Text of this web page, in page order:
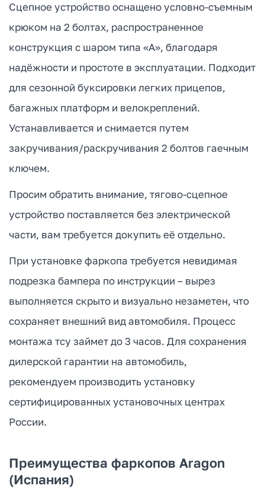
Сцепное устройство оснащено условно-съемным
крюком на 2 болтах, распространенное
конструкция с шаром типа «А», благодаря
надёжности и простоте в эксплуатации. Подходит
для сезонной буксировки легких прицепов,
багажных платформ и велокреплений.
Устанавливается и снимается путем
закручивания/раскручивания 2 болтов гаечным
ключем.
Просим обратить внимание, тягово-сцепное
устройство поставляется без электрической
части, вам требуется докупить её отдельно.
При установке фаркопа требуется невидимая
подрезка бампера по инструкции – вырез
выполняется скрыто и визуально незаметен, что
сохраняет внешний вид автомобиля. Процесс
монтажа тсу займет до 3 часов. Для сохранения
дилерской гарантии на автомобиль,
рекомендуем производить установку
сертифицированных установочных центрах
России.
Преимущества фаркопов Aragon
(Испания)